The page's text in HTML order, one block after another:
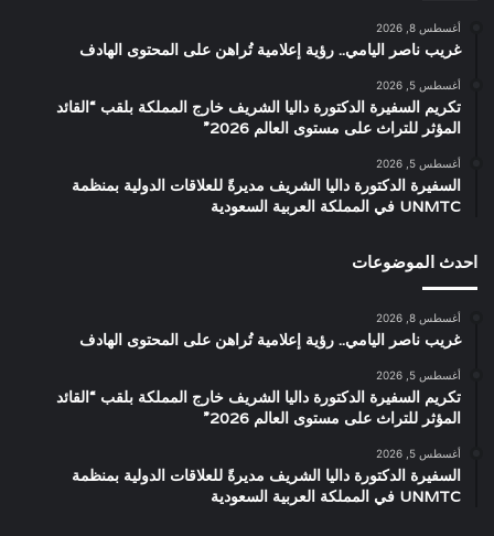
أغسطس 8, 2026
غريب ناصر اليامي.. رؤية إعلامية تُراهن على المحتوى الهادف
أغسطس 5, 2026
تكريم السفيرة الدكتورة داليا الشريف خارج المملكة بلقب “القائد
المؤثر للتراث على مستوى العالم 2026”
أغسطس 5, 2026
السفيرة الدكتورة داليا الشريف مديرةً للعلاقات الدولية بمنظمة
UNMTC في المملكة العربية السعودية
احدث الموضوعات
أغسطس 8, 2026
غريب ناصر اليامي.. رؤية إعلامية تُراهن على المحتوى الهادف
أغسطس 5, 2026
تكريم السفيرة الدكتورة داليا الشريف خارج المملكة بلقب “القائد
المؤثر للتراث على مستوى العالم 2026”
أغسطس 5, 2026
السفيرة الدكتورة داليا الشريف مديرةً للعلاقات الدولية بمنظمة
UNMTC في المملكة العربية السعودية